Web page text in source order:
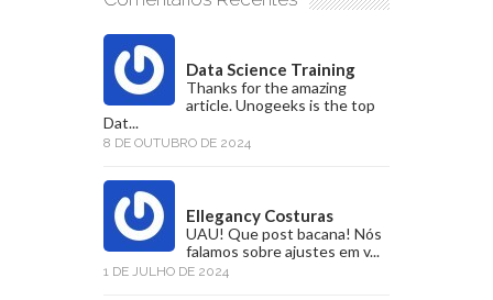
Data Science Training
Thanks for the amazing
article. Unogeeks is the top
Dat...
8 DE OUTUBRO DE 2024
Ellegancy Costuras
UAU! Que post bacana! Nós
falamos sobre ajustes em v...
1 DE JULHO DE 2024